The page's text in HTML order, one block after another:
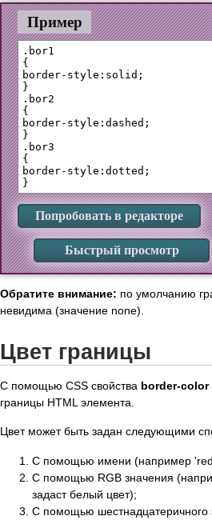
Пример
.bor1
{
border-style:solid;
}
.bor2
{
border-style:dashed;
}
.bor3
{
border-style:dotted;
Попробовать в редакторе
Быстрый просмотр
Обратите внимание: по умолчанию
невидима (значение none).
Цвет границы
С помощью CSS свойства border-color
границы HTML элемента.
Цвет может быть задан следующими
С помощью имени (например 'red'
С помощью RGB значения
задаст белый цвет);
С помощью шестнадцатеричного